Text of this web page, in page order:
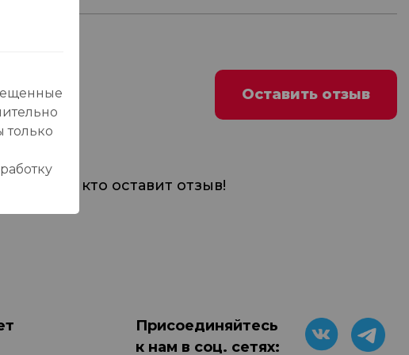
Оставить отзыв
первым, кто оставит отзыв!
Присоединяйтесь
к нам в соц. сетях:
только